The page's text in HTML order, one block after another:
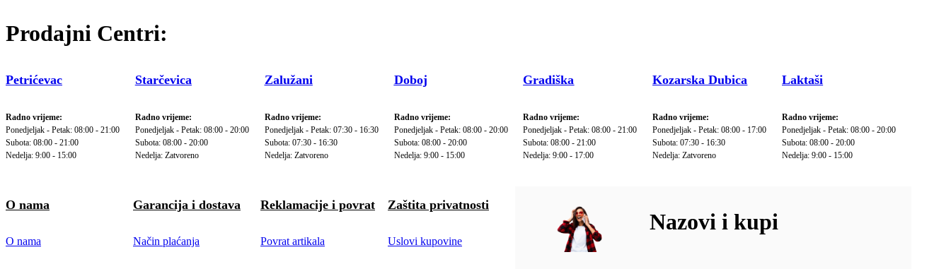
Prodajni Centri:
Petrićevac
Radno vrijeme:
Ponedjeljak - Petak: 08:00 - 21:00
Subota: 08:00 - 21:00
Nedelja: 9:00 - 15:00
Starčevica
Radno vrijeme:
Ponedjeljak - Petak: 08:00 - 20:00
Subota: 08:00 - 20:00
Nedelja: Zatvoreno
Zalužani
Radno vrijeme:
Ponedjeljak - Petak: 07:30 - 16:30
Subota: 07:30 - 16:30
Nedelja: Zatvoreno
Doboj
Radno vrijeme:
Ponedjeljak - Petak: 08:00 - 20:00
Subota: 08:00 - 20:00
Nedelja: 9:00 - 15:00
Gradiška
Radno vrijeme:
Ponedjeljak - Petak: 08:00 - 21:00
Subota: 08:00 - 21:00
Nedelja: 9:00 - 17:00
Kozarska Dubica
Radno vrijeme:
Ponedjeljak - Petak: 08:00 - 17:00
Subota: 07:30 - 16:30
Nedelja: Zatvoreno
Laktaši
Radno vrijeme:
Ponedjeljak - Petak: 08:00 - 20:00
Subota: 08:00 - 20:00
Nedelja: 9:00 - 15:00
O nama
O nama
Garancija i dostava
Način plaćanja
Reklamacije i povrat
Povrat artikala
Zaštita privatnosti
Uslovi kupovine
Nazovi i kupi